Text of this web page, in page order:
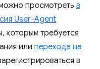
просмотреть в
User-Agent
которым требуется
или перехода на
в